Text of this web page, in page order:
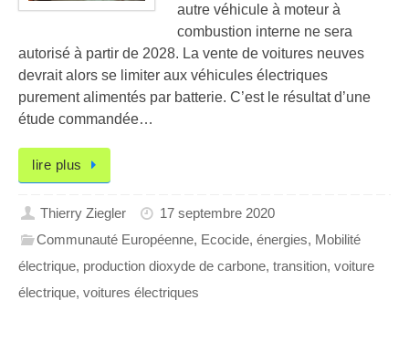
autre véhicule à moteur à
combustion interne ne sera
autorisé à partir de 2028. La vente de voitures neuves
devrait alors se limiter aux véhicules électriques
purement alimentés par batterie. C’est le résultat d’une
étude commandée…
lire plus
Thierry Ziegler
17 septembre 2020
Communauté Européenne, Ecocide,énergies, Mobilité
électrique, production dioxyde de carbone, transition, voiture
électrique, voitures électriques